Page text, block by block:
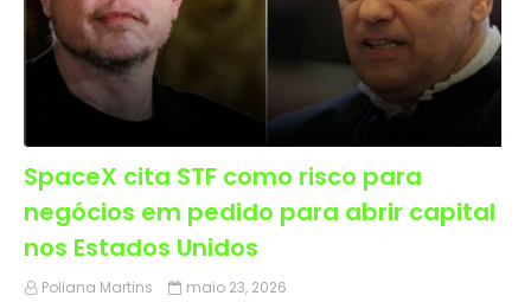
SpaceX cita STF como risco para
negócios em pedido para abrir capital
nos Estados Unidos
Poliana Martins
maio 23, 2026